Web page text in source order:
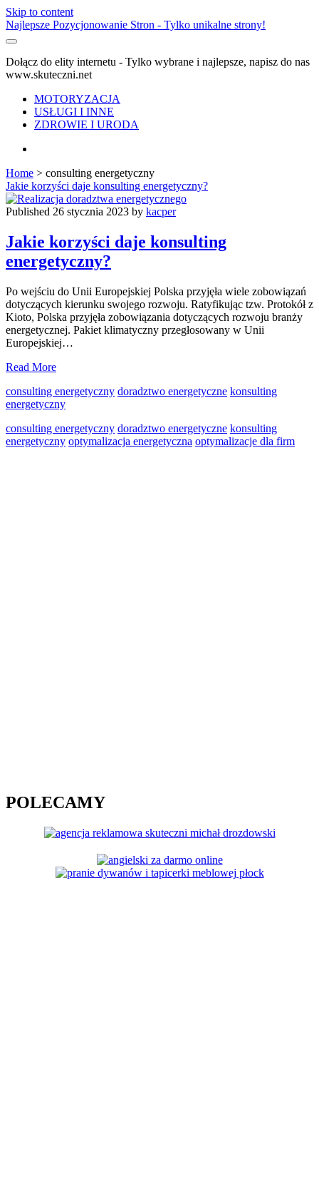
Skip to content
Najlepsze Pozycjonowanie Stron - Tylko unikalne strony!
Dołącz do elity internetu - Tylko wybrane i najlepsze, napisz do nas
www.skuteczni.net
MOTORYZACJA
USŁUGI I INNE
ZDROWIE I URODA
Home > consulting energetyczny
Tag:
<span>consulting
energetyczny</span>
Jakie korzyści daje konsulting energetyczny?
Published 26 stycznia 2023 by kacper
Jakie korzyści daje konsulting
energetyczny?
Po wejściu do Unii Europejskiej Polska przyjęła wiele zobowiązań
dotyczących kierunku swojego rozwoju. Ratyfikując tzw. Protokół z
Kioto, Polska przyjęła zobowiązania dotyczących rozwoju branży
energetycznej. Pakiet klimatyczny przegłosowany w Unii
Europejskiej…
Read MoreJakie
daje
konsulting
consulting energetyczny doradztwo energetyczne konsulting
energetyczny
consulting energetyczny doradztwo energetyczne konsulting
energetyczny optymalizacja energetyczna optymalizacje dla firm
POLECAMY